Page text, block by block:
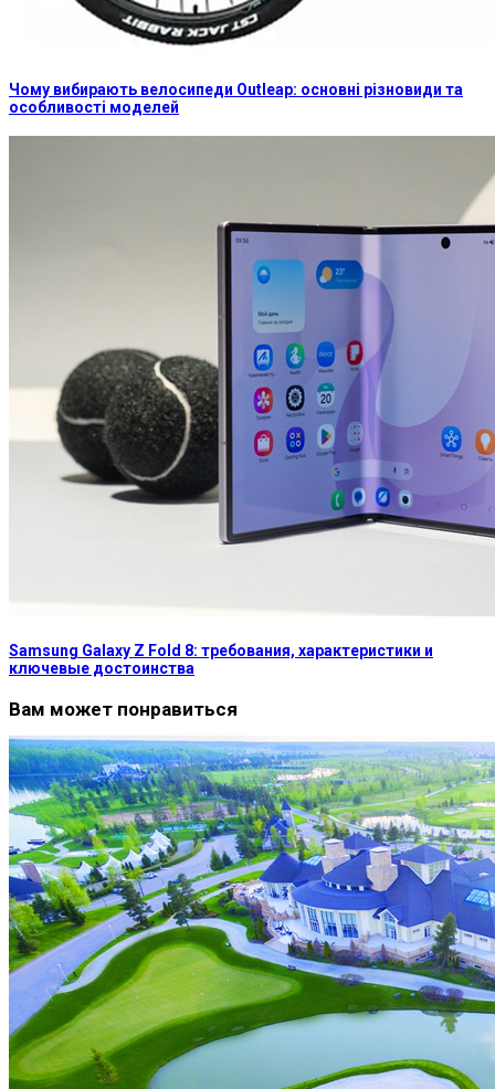
Чому вибирають велосипеди Outleap: основні різновиди та
особливості моделей
Samsung Galaxy Z Fold 8: требования, характеристики и
ключевые достоинства
Вам может понравиться